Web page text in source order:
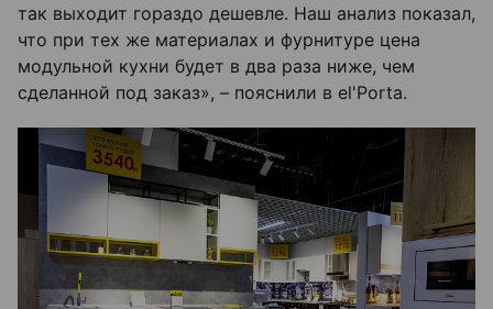
так выходит гораздо дешевле. Наш анализ показал,
что при тех же материалах и фурнитуре цена
модульной кухни будет в два раза ниже, чем
сделанной под заказ», – пояснили в el'Porta.